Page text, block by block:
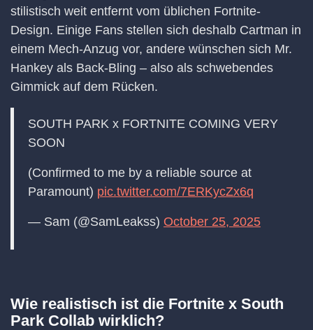
stilistisch weit entfernt vom üblichen Fortnite-
Design. Einige Fans stellen sich deshalb Cartman in
einem Mech-Anzug vor, andere wünschen sich Mr.
Hankey als Back-Bling – also als schwebendes
Gimmick auf dem Rücken.
SOUTH PARK x FORTNITE COMING VERY
SOON
(Confirmed to me by a reliable source at
Paramount) pic.twitter.com/7ERKycZx6q
— Sam (@SamLeakss) October 25, 2025
Wie realistisch ist die Fortnite x South
Park Collab wirklich?